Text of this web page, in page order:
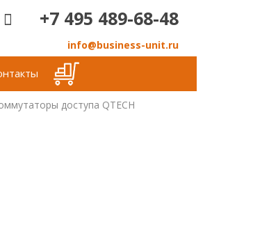
+7 495 489-68-48
info@business-unit.ru
доступа QTECH